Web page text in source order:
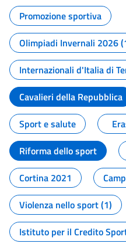
Promozione sportiva
Olimpiadi Invernali 2026
Internazionali d'Italia di
Cavalieri della Repubblica
Sport e salute
Riforma dello sport
Cortina 2021
Violenza nello sport (1)
Istituto per il Credito